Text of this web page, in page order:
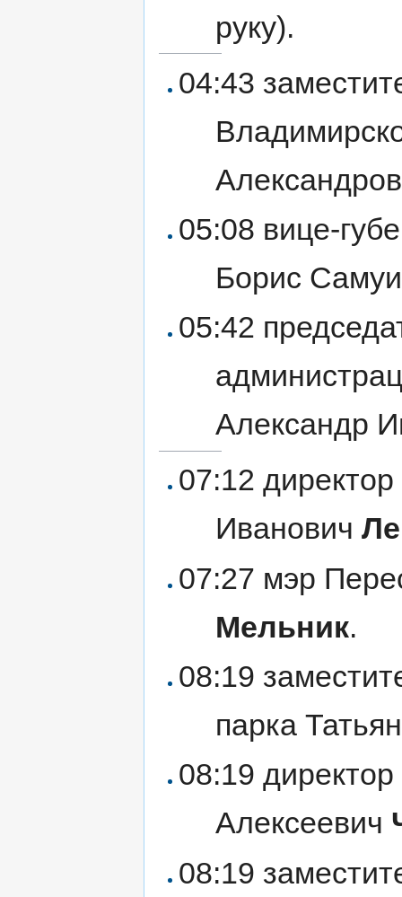
руку).
04:43
05:08 вице-
Борис
05:42
Александр
07:12
Иванович
07:27 мэр
Мельник.
08:19
парка
08:19
Алексеевич
08:19